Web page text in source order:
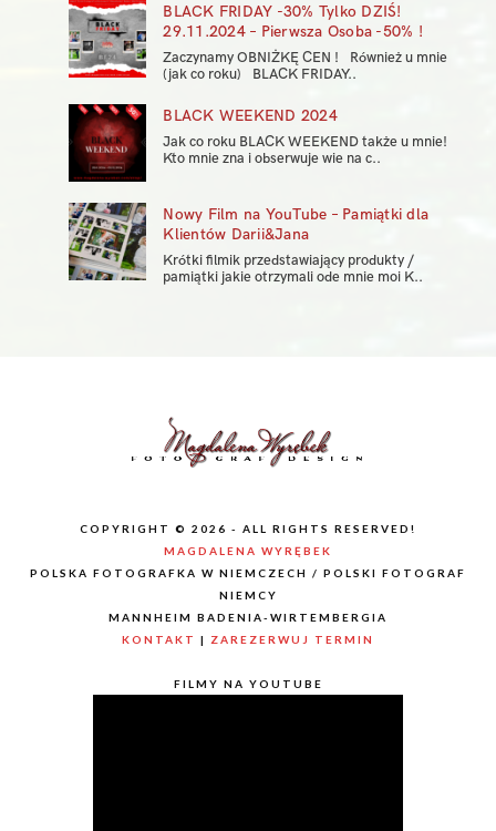
BLACK FRIDAY -30% Tylko DZIŚ!
29.11.2024 – Pierwsza Osoba -50% !
Zaczynamy OBNIŻKĘ CEN ! Również u mnie
(jak co roku) BLACK FRIDAY..
BLACK WEEKEND 2024
Jak co roku BLACK WEEKEND także u mnie!
Kto mnie zna i obserwuje wie na c..
Nowy Film na YouTube – Pamiątki dla
Klientów Darii&Jana
Krótki filmik przedstawiający produkty /
pamiątki jakie otrzymali ode mnie moi K..
COPYRIGHT © 2026 - ALL RIGHTS RESERVED!
MAGDALENA WYRĘBEK
POLSKA FOTOGRAFKA W NIEMCZECH / POLSKI FOTOGRAF
NIEMCY
MANNHEIM BADENIA-WIRTEMBERGIA
KONTAKT | ZAREZERWUJ TERMIN
FILMY NA YOUTUBE